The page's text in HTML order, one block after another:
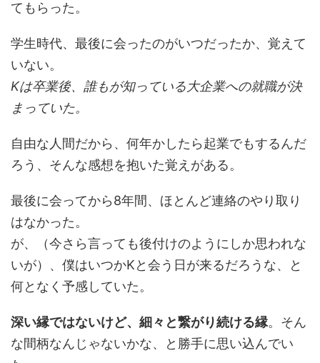
てもらった。
学生時代、最後に会ったのがいつだったか、覚えて
いない。
Kは卒業後、誰もが知っている大企業への就職が決
まっていた。
自由な人間だから、何年かしたら起業でもするんだ
ろう、そんな感想を抱いた覚えがある。
最後に会ってから8年間、ほとんど連絡のやり取り
はなかった。
が、（今さら言っても後付けのようにしか思われな
いが）、僕はいつかKと会う日が来るだろうな、と
何となく予感していた。
深い縁ではないけど、細々と繋がり続ける縁。そん
な間柄なんじゃないかな、と勝手に思い込んでい